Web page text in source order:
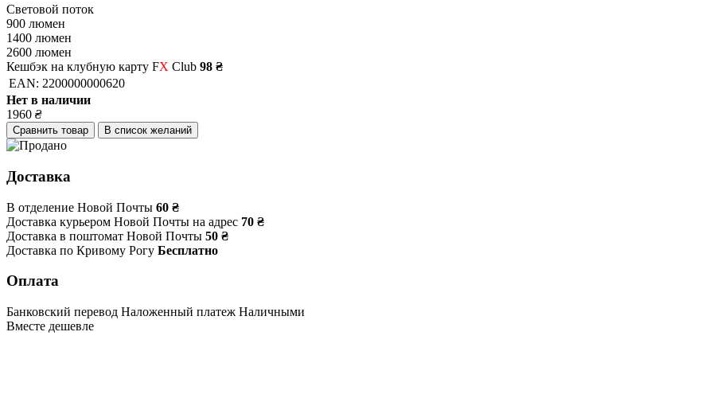
Световой поток
900 люмен
1400 люмен
2600 люмен
Кешбэк на клубную карту FX Club 98 ₴
EAN: 2200000000620
Нет в наличии
1960 ₴
Сравнить товар В список желаний
Доставка
В отделение Новой Почты 60 ₴
Доставка курьером Новой Почты на адрес 70 ₴
Доставка в поштомат Новой Почты 50 ₴
Доставка по Кривому Рогу Бесплатно
Оплата
Банковский перевод Наложенный платеж Наличными
Вместе дешевле